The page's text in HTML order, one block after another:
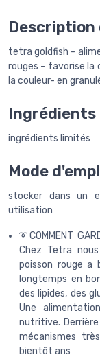
tetra goldfish -
rouges - favorise la
la couleur- en
Ingrédients
ingrédients limités
Mode
stocker dans un
utilisation
➰COMMENT
Chez Tetra
poisson rouge a
longtemps en
des lipides, des
Une
nutritive.
mécanismes
bientôt ans